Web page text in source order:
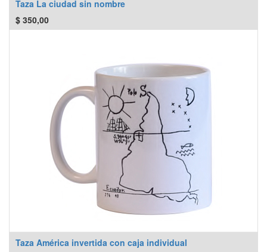
Taza La ciudad sin nombre
$ 350,00
Taza América invertida con caja individual